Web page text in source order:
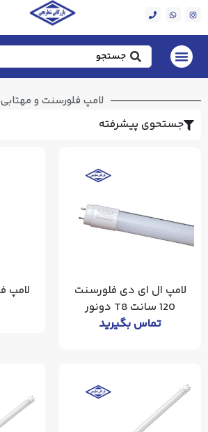
لامپ فلورسنت و مهتابی
جستحوی پیشرفته
لامپ ال ای دی فلورسنت
120 سانت T8 دونور
تماس بگیرید